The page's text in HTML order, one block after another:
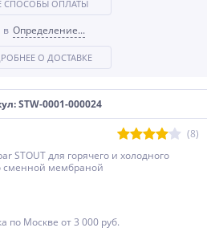
STW-0001-000024
(8)
STOUT для горячего и холодного
сменной мембраной
по Москве от 3 000 руб.
СПОСОБЫ ОПЛАТЫ
в Определение...
О ДОСТАВКЕ